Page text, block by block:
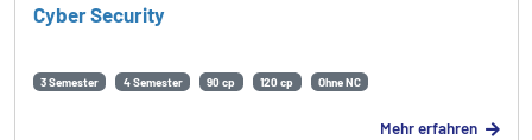
Cyber Security
3 Semester 4 Semester 90 cp 120 cp Ohne NC
Mehr erfahren